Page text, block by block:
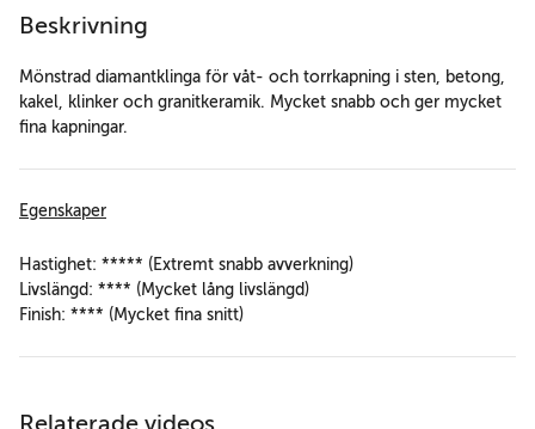
Beskrivning
Mönstrad diamantklinga för våt- och torrkapning i sten, betong,
kakel, klinker och granitkeramik. Mycket snabb och ger mycket
fina kapningar.
Egenskaper
Hastighet: ***** (Extremt snabb avverkning)
Livslängd: **** (Mycket lång livslängd)
Finish: **** (Mycket fina snitt)